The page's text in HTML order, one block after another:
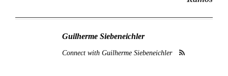
Guilherme Siebeneichler
Connect with Guilherme Siebeneichler